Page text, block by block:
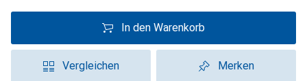
In den Warenkorb
Vergleichen Merken